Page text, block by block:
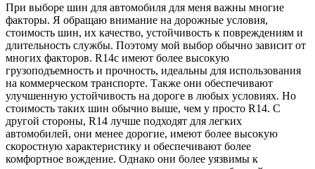
При выборе шин для автомобиля для меня важны многие
факторы. Я обращаю внимание на дорожные условия,
стоимость шин, их качество, устойчивость к повреждениям и
длительность службы. Поэтому мой выбор обычно зависит от
многих факторов. R14c имеют более высокую
грузоподъемность и прочность, идеальны для использования
на коммерческом транспорте. Также они обеспечивают
улучшенную устойчивость на дороге в любых условиях. Но
стоимость таких шин обычно выше, чем у просто R14. С
другой стороны, R14 лучше подходят для легких
автомобилей, они менее дорогие, имеют более высокую
скоростную характеристику и обеспечивают более
комфортное вождение. Однако они более уязвимы к